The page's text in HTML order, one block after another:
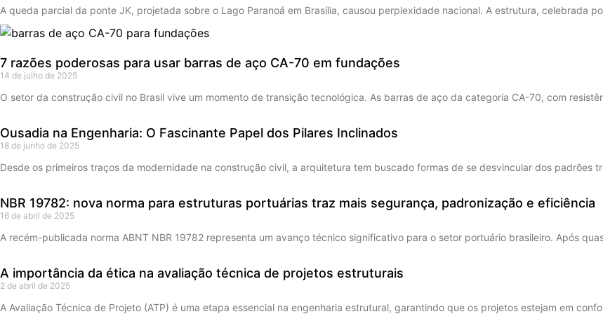
A queda parcial da ponte JK, projetada sobre o Lago Paranoá em Brasília, causou perplexidade nacional. A estrutura, celebrada
7 razões poderosas para usar barras de aço CA-70 em fundações
14 de julho de 2025
O setor da construção civil no Brasil vive um momento de transição tecnológica. As barras de aço da categoria CA-70, com
Ousadia na Engenharia: O Fascinante Papel dos Pilares Inclinados
18 de junho de 2025
Desde os primeiros traços da modernidade na construção civil, a arquitetura tem buscado formas de se desvincular dos padrões
NBR 19782: nova norma para estruturas portuárias traz mais segurança, padronização e eficiência
16 de abril de 2025
A recém-publicada norma ABNT NBR 19782 representa um avanço técnico significativo para o setor portuário brasileiro. Após
A importância da ética na avaliação técnica de projetos estruturais
2 de abril de 2025
A Avaliação Técnica de Projeto (ATP) é uma etapa essencial na engenharia estrutural, garantindo que os projetos estejam em